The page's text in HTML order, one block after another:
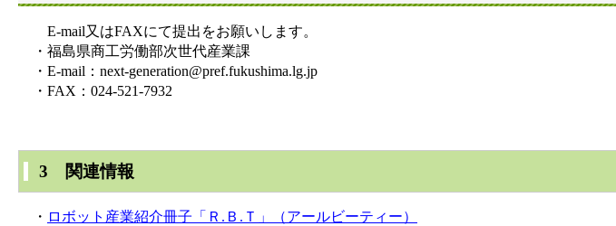
E-mail又はFAXにて提出をお願いします。
・福島県商工労働部次世代産業課
・E-mail：next-generation@pref.fukushima.lg.jp
・FAX：024-521-7932
3 関連情報
・ ロボット産業紹介冊子「Ｒ.Ｂ.Ｔ」（アールビーティー）